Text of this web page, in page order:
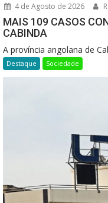
4 de Agosto de 2026
MAIS 109 CASOS
CABINDA
A província angolana de
Destaque Sociedade